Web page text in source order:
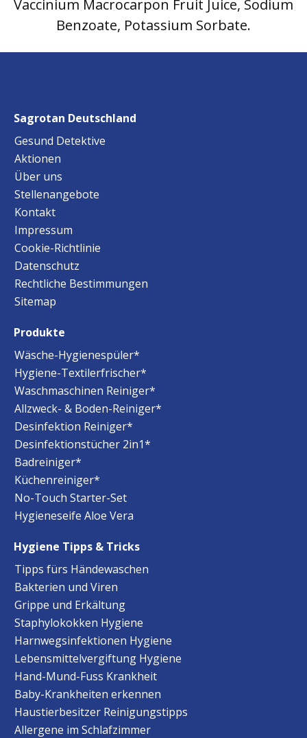
Vaccinium Macrocarpon Fruit Juice, Sodium
Benzoate, Potassium Sorbate.
Sagrotan Deutschland
Gesund Detektive
Aktionen
Über uns
Stellenangebote
Kontakt
Impressum
Cookie-Richtlinie
Datenschutz
Rechtliche Bestimmungen
Sitemap
Produkte
Wäsche-Hygienespüler*
Hygiene-Textilerfrischer*
Waschmaschinen Reiniger*
Allzweck- & Boden-Reiniger*
Desinfektion Reiniger*
Desinfektionstücher 2in1*
Badreiniger*
Küchenreiniger*
No-Touch Starter-Set
Hygieneseife Aloe Vera
Hygiene Tipps & Tricks
Tipps fürs Händewaschen
Bakterien und Viren
Grippe und Erkältung
Staphylokokken Hygiene
Harnwegsinfektionen Hygiene
Lebensmittelvergiftung Hygiene
Hand-Mund-Fuss Krankheit
Baby-Krankheiten erkennen
Haustierbesitzer Reinigungstipps
Allergene im Schlafzimmer